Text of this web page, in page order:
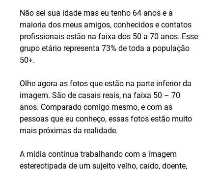
Não sei sua idade mas eu tenho 64 anos e a
maioria dos meus amigos, conhecidos e contatos
profissionais estão na faixa dos 50 a 70 anos. Esse
grupo etário representa 73% de toda a população
50+.
Olhe agora as fotos que estão na parte inferior da
imagem. São de casais reais, na faixa 50 – 70
anos. Comparado comigo mesmo, e com as
pessoas que eu conheço, essas fotos estão muito
mais próximas da realidade.
A mídia continua trabalhando com a imagem
estereotipada de um sujeito velho, caído, doente,